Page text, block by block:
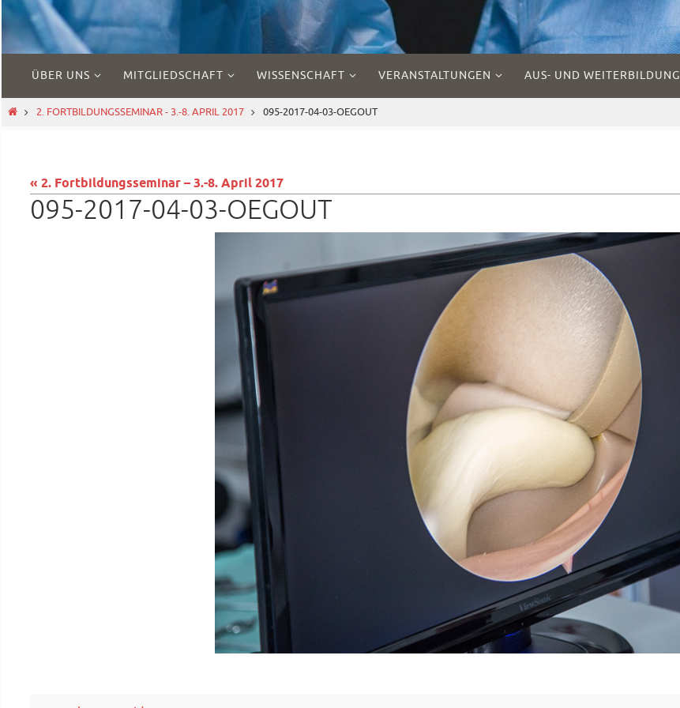
ÜBER UNS MITGLIEDSCHAFT WISSENSCHAFT VERANSTALTUNGEN AUS- UND WEITERBILDUNG
START2. FORTBILDUNGSSEMINAR - 3.-8. APRIL 2017 095-2017-04-03-OEGOUT
« 2. Fortbildungsseminar – 3.-8. April 2017
095-2017-04-03-OEGOUT